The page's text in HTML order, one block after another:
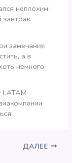
неплохим:
замечания
а в
немного
LATAM
ДАЛЕЕ